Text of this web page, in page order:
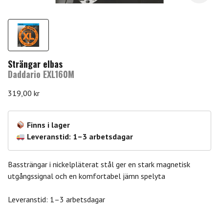
Strängar elbas
Daddario EXL160M
319,00 kr
Finns i lager
Leveranstid: 1–3 arbetsdagar
Bassträngar i nickelpläterat stål ger en stark magnetisk
utgångssignal och en komfortabel jämn spelyta
Leveranstid: 1–3 arbetsdagar